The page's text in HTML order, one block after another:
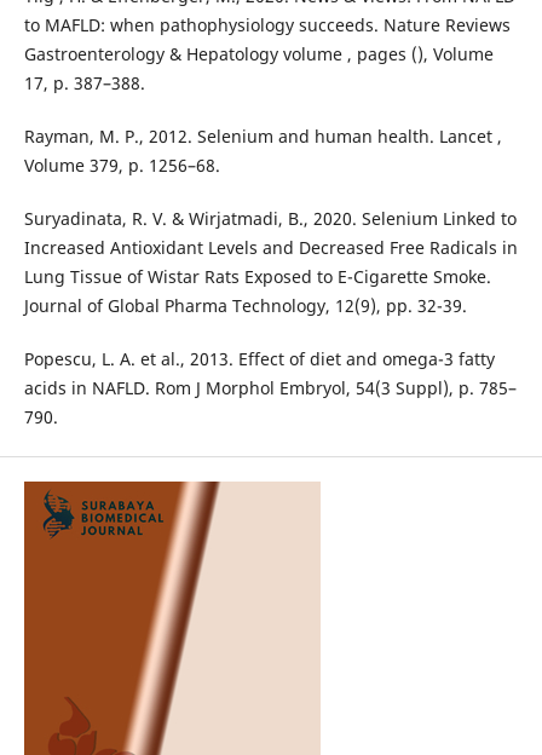
to MAFLD: when pathophysiology succeeds. Nature Reviews
Gastroenterology & Hepatology volume , pages (), Volume
17, p. 387–388.
Rayman, M. P., 2012. Selenium and human health. Lancet ,
Volume 379, p. 1256–68.
Suryadinata, R. V. & Wirjatmadi, B., 2020. Selenium Linked to
Increased Antioxidant Levels and Decreased Free Radicals in
Lung Tissue of Wistar Rats Exposed to E-Cigarette Smoke.
Journal of Global Pharma Technology, 12(9), pp. 32-39.
Popescu, L. A. et al., 2013. Effect of diet and omega-3 fatty
acids in NAFLD. Rom J Morphol Embryol, 54(3 Suppl), p. 785–
790.